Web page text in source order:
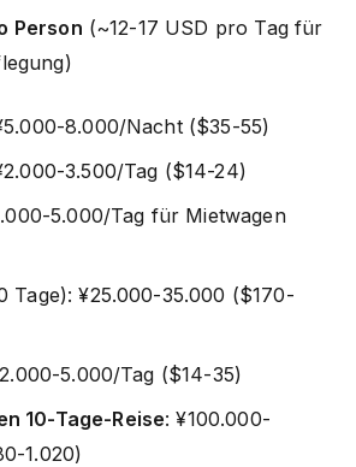
Person (~12-17 USD pro Tag für
8.000/Nacht ($35-55)
3.500/Tag ($14-24)
5.000/Tag für Mietwagen
Tage): ¥25.000-35.000 ($170-
5.000/Tag ($14-35)
10-Tage-Reise: ¥100.000-
1.020)